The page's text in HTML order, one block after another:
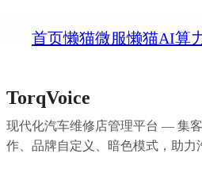
首页懒猫微服懒猫AI算
TorqVoice
现代化汽车维修店管理平台 — 集
作、品牌自定义、暗色模式，助力